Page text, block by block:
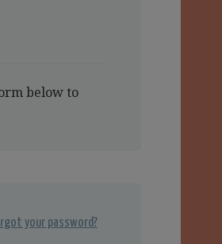
below to
your password?